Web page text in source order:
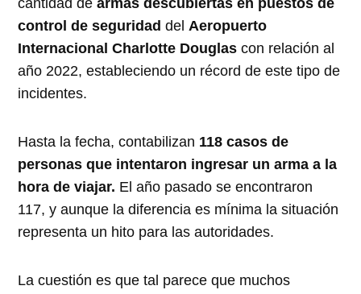
cantidad dearmas descubiertas en puestos de
control de seguridad delAeropuerto
Internacional Charlotte Douglas con relación al
año 2022, estableciendo un récord de este tipo de
incidentes.
Hasta la fecha, contabilizan 118 casos de
personas que intentaron ingresar un arma a la
hora de viajar. El año pasado se encontraron
117, y aunque la diferencia es mínima la situación
representa un hito para las autoridades.
La cuestión es que tal parece que muchos